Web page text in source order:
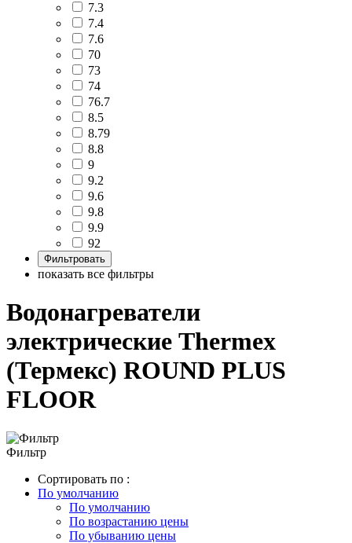
7.3
7.4
7.6
70
73
74
76.7
8.5
8.79
8.8
9
9.2
9.6
9.8
9.9
92
показать все фильтры
Водонагреватели
электрические Thermex
(Термекс) ROUND PLUS
FLOOR
Фильтр
Сортировать по :
По умолчанию
По умолчанию
По возрастанию цены
По убыванию цены